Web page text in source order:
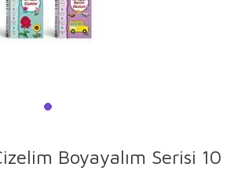
Boyayalım Serisi 10